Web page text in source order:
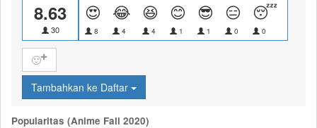
8.63
30
😍
8
😂
4
😆
4
😊
1
😎
1
😑
0
😴
0
🙂
Tambahkan ke Daftar
Popularitas (Anime Fall 2020)